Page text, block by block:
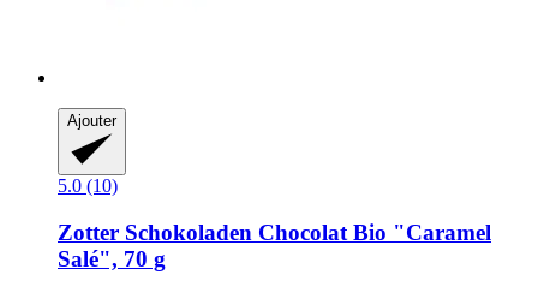
Ajouter
5.0 (10)
Zotter Schokoladen Chocolat Bio "Caramel
Salé", 70 g